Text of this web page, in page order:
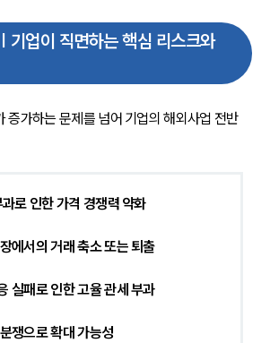
기업이 직면하는 핵심 리스크와
증가하는 문제를 넘어 기업의 해외사업 전반
과로 인한 가격 경쟁력 약화
에서의 거래 축소 또는 퇴출
실패로 인한 고율 관세 부과
쟁으로 확대 가능성